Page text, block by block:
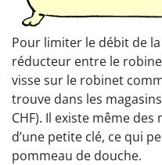
Pour limiter le débit de
réducteur entre le
visse sur le robinet
trouve dans les
CHF). Il existe même des
d’une petite clé, ce qui
pommeau de douche.